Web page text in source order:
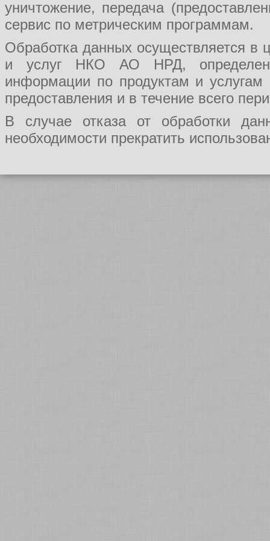
уничтожение, передача
сервис по метрическим программам.
Обработка данных осуществляется в
и услуг НКО АО НРД, определения
информации по продуктам и
предоставления и в течение всего
В случае отказа от обработки
необходимости прекратить